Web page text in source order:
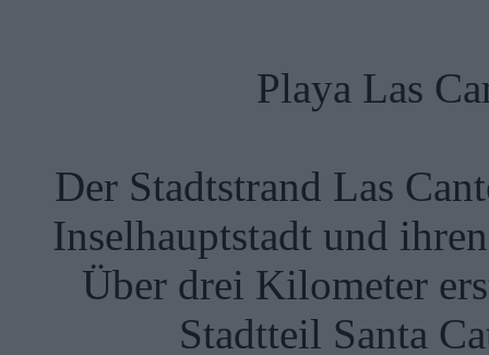
Playa Las
Der Stadtstrand Las
Inselhauptstadt und
Über drei Kilometer
Stadtteil Santa